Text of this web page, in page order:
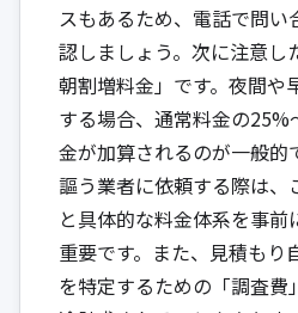
スもあるため、電話で問い
認しましょう。次に注意し
朝割増料金」です。夜間や
する場合、通常料金の
金が加算されるのが一般的
謳う業者に依頼する際は、
と具体的な料金体系を事
重要です。また、見積もり
を特定するための「調査費